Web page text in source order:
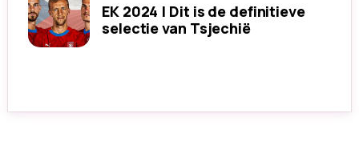
EK 2024 | Dit is de definitieve
selectie van Tsjechië